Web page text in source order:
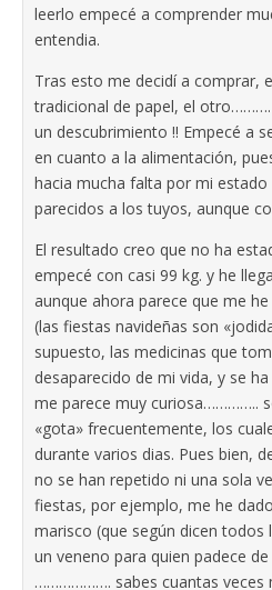
leerlo empecé a comprender
entendia.
Tras esto me decidí a comprar,
tradicional de papel, el
un descubrimiento !! Empecé a
en cuanto a la alimentación,
hacia mucha falta por mi estado
parecidos a los tuyos, aunque
El resultado creo que no ha
empecé con casi 99 kg. y he
aunque ahora parece que me
(las fiestas navideñas son
supuesto, las medicinas que
desaparecido de mi vida, y se
me parece muy curiosa…………..
«gota» frecuentemente, los
durante varios dias. Pues bien,
no se han repetido ni una sola
fiestas, por ejemplo, me he
marisco (que según dicen todos
un veneno para quien padece
………………. sabes cuantas veces